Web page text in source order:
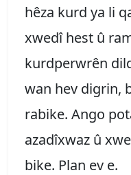
hêza kurd ya li
xwedî hest û
kurdperwrên
wan hev digrin,
rabike. Ango
azadîxwaz û
bike. Plan ev e.